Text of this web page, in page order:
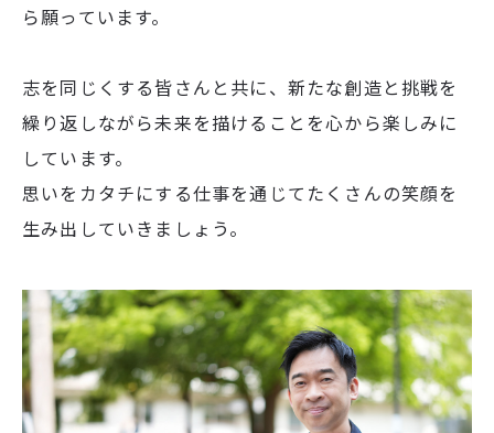
ら願っています。
志を同じくする皆さんと共に、新たな創造と挑戦を
繰り返しながら未来を描けることを心から楽しみに
しています。
思いをカタチにする仕事を通じてたくさんの笑顔を
生み出していきましょう。